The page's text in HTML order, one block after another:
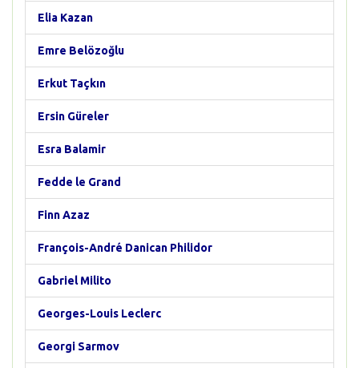
Elia Kazan
Emre Belözoğlu
Erkut Taçkın
Ersin Güreler
Esra Balamir
Fedde le Grand
Finn Azaz
François-André Danican Philidor
Gabriel Milito
Georges-Louis Leclerc
Georgi Sarmov